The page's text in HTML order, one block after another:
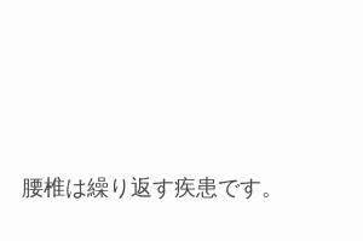
腰椎は繰り返す疾患です。